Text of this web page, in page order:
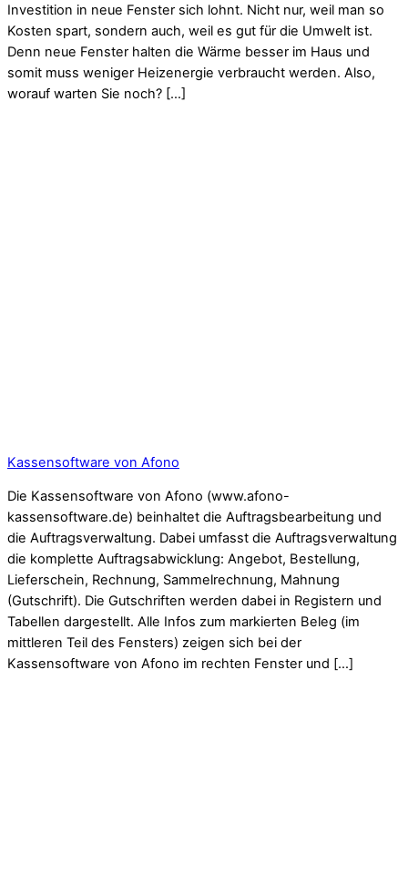
Investition in neue Fenster sich lohnt. Nicht nur, weil man so
Kosten spart, sondern auch, weil es gut für die Umwelt ist.
Denn neue Fenster halten die Wärme besser im Haus und
somit muss weniger Heizenergie verbraucht werden. Also,
worauf warten Sie noch? […]
Kassensoftware von Afono
Die Kassensoftware von Afono (www.afono-
kassensoftware.de) beinhaltet die Auftragsbearbeitung und
die Auftragsverwaltung. Dabei umfasst die Auftragsverwaltung
die komplette Auftragsabwicklung: Angebot, Bestellung,
Lieferschein, Rechnung, Sammelrechnung, Mahnung
(Gutschrift). Die Gutschriften werden dabei in Registern und
Tabellen dargestellt. Alle Infos zum markierten Beleg (im
mittleren Teil des Fensters) zeigen sich bei der
Kassensoftware von Afono im rechten Fenster und […]